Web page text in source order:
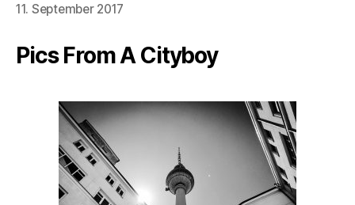
11. September 2017
Pics From A Cityboy